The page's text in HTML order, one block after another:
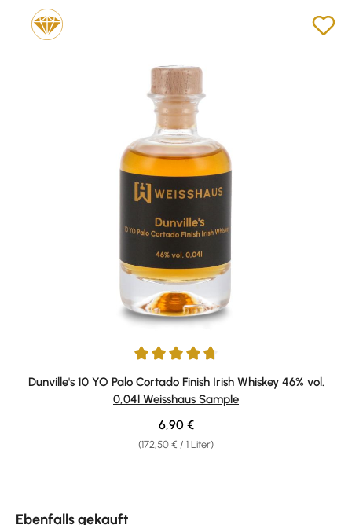
Durchschnittliche Bewertung von 4.63 von 5 Sternen
Dunville's 10 YO Palo Cortado Finish Irish Whiskey 46% vol.
0,04l Weisshaus Sample
(172,50 € / 1 Liter)
Regulärer Preis:
6,90 €
Ebenfalls gekauft